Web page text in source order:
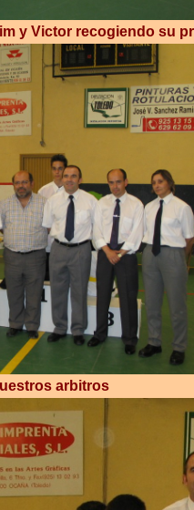
y Victor recogiendo su
arbitros